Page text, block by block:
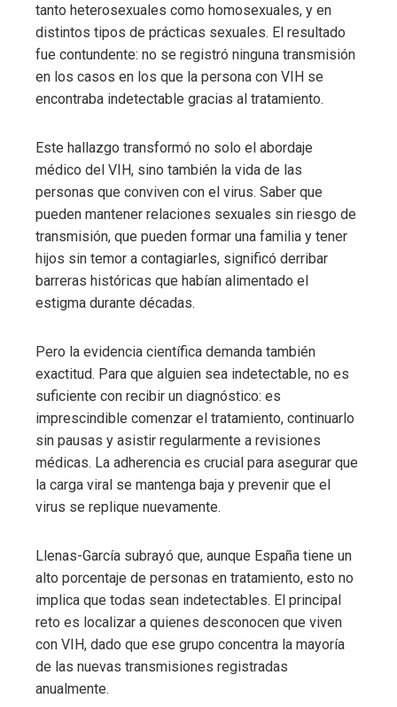
tanto heterosexuales como homosexuales, y en
distintos tipos de prácticas sexuales. El resultado
fue contundente: no se registró ninguna transmisión
en los casos en los que la persona con VIH se
encontraba indetectable gracias al tratamiento.
Este hallazgo transformó no solo el abordaje
médico del VIH, sino también la vida de las
personas que conviven con el virus. Saber que
pueden mantener relaciones sexuales sin riesgo de
transmisión, que pueden formar una familia y tener
hijos sin temor a contagiarles, significó derribar
barreras históricas que habían alimentado el
estigma durante décadas.
Pero la evidencia científica demanda también
exactitud. Para que alguien sea indetectable, no es
suficiente con recibir un diagnóstico: es
imprescindible comenzar el tratamiento, continuarlo
sin pausas y asistir regularmente a revisiones
médicas. La adherencia es crucial para asegurar que
la carga viral se mantenga baja y prevenir que el
virus se replique nuevamente.
Llenas-García subrayó que, aunque España tiene un
alto porcentaje de personas en tratamiento, esto no
implica que todas sean indetectables. El principal
reto es localizar a quienes desconocen que viven
con VIH, dado que ese grupo concentra la mayoría
de las nuevas transmisiones registradas
anualmente.